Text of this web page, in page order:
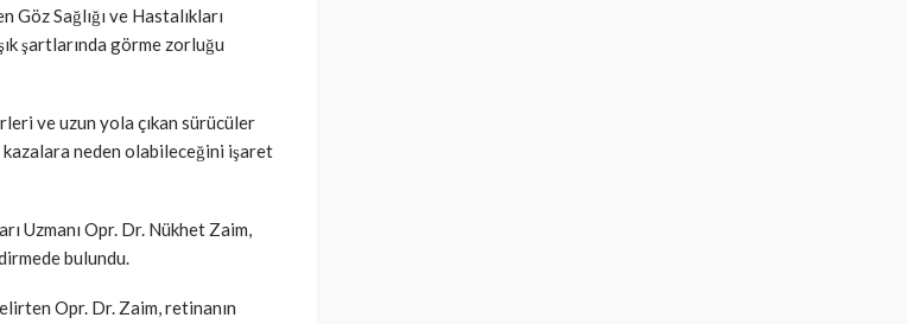
Sağlığı ve Hastalıkları
şartlarında görme zorluğu
ve uzun yola çıkan sürücüler
neden olabileceğini işaret
Uzmanı Opr. Dr. Nükhet Zaim,
bulundu.
Opr. Dr. Zaim, retinanın